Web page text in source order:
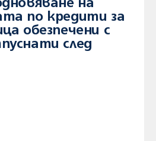
на
по кредити за
обезпечени с
след